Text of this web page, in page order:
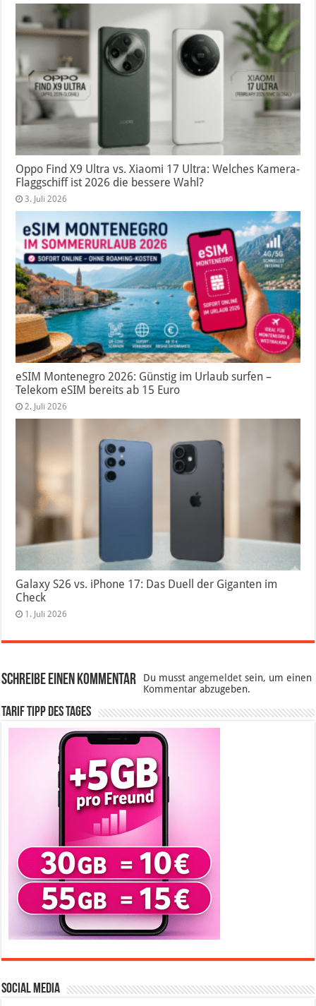
Oppo Find X9 Ultra vs. Xiaomi 17 Ultra: Welches Kamera-
Flaggschiff ist 2026 die bessere Wahl?
3. Juli 2026
eSIM Montenegro 2026: Günstig im Urlaub surfen –
Telekom eSIM bereits ab 15 Euro
2. Juli 2026
Galaxy S26 vs. iPhone 17: Das Duell der Giganten im
Check
1. Juli 2026
Schreibe einen Kommentar Du musstangemeldet sein, um einen
Kommentar abzugeben.
Tarif Tipp des Tages
Social Media